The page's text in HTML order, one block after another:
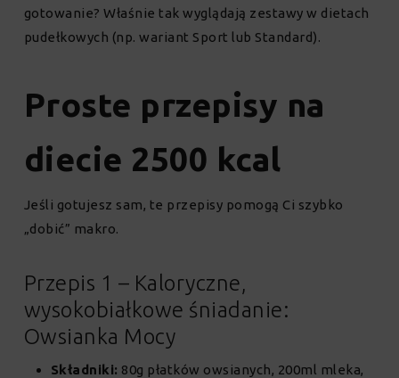
gotowanie? Właśnie tak wyglądają zestawy w dietach
pudełkowych (np. wariant Sport lub Standard).
Proste przepisy na
diecie 2500 kcal
Jeśli gotujesz sam, te przepisy pomogą Ci szybko
„dobić” makro.
Przepis 1 – Kaloryczne,
wysokobiałkowe śniadanie:
Owsianka Mocy
Składniki: 80g płatków owsianych, 200ml mleka,